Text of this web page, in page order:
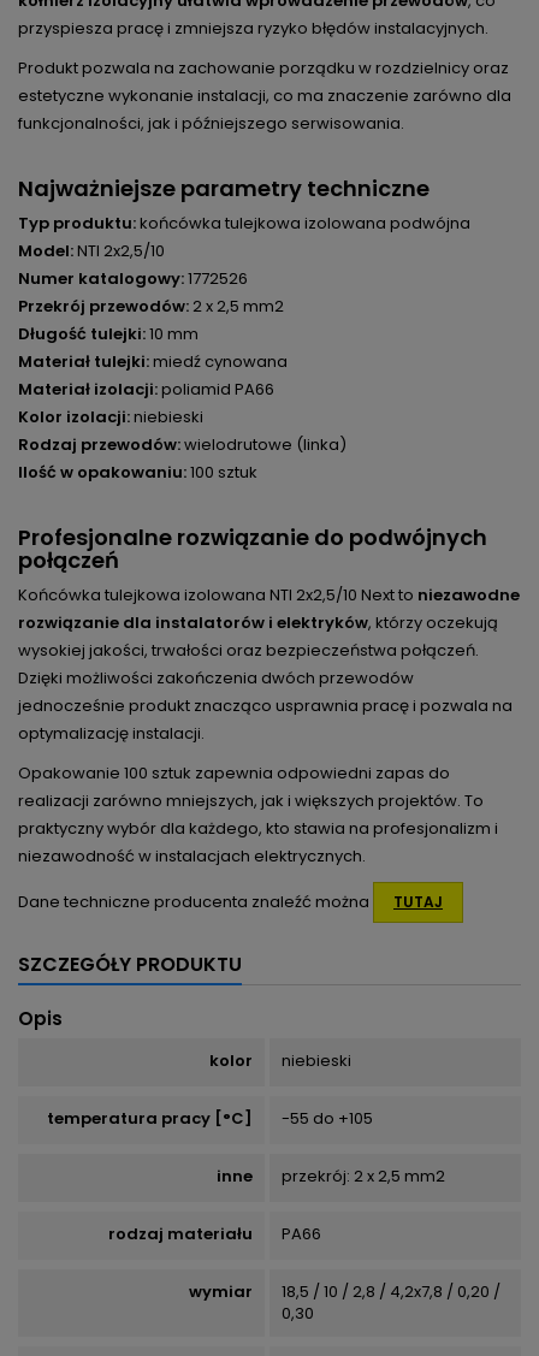
przyspiesza pracę i zmniejsza ryzyko błędów instalacyjnych.
Produkt pozwala na zachowanie porządku w rozdzielnicy oraz
estetyczne wykonanie instalacji, co ma znaczenie zarówno dla
funkcjonalności, jak i późniejszego serwisowania.
Najważniejsze parametry techniczne
Typ produktu:końcówka tulejkowa izolowana podwójna
Model:NTI 2x2,5/10
Numer katalogowy:1772526
Przekrój przewodów: 2 x 2,5 mm2
Długość tulejki:10 mm
Materiał tulejki:miedź cynowana
Materiał izolacji:poliamid PA66
Kolor izolacji:niebieski
Rodzaj przewodów:wielodrutowe (linka)
Ilość w opakowaniu:100 sztuk
Profesjonalne rozwiązanie do podwójnych
połączeń
Końcówka tulejkowa izolowana NTI 2x2,5/10 Next to niezawodne
rozwiązanie dla instalatorów i elektryków, którzy oczekują
wysokiej jakości, trwałości oraz bezpieczeństwa połączeń.
Dzięki możliwości zakończenia dwóch przewodów
jednocześnie produkt znacząco usprawnia pracę i pozwala na
optymalizację instalacji.
Opakowanie 100 sztuk zapewnia odpowiedni zapas do
realizacji zarówno mniejszych, jak i większych projektów. To
praktyczny wybór dla każdego, kto stawia na profesjonalizm i
niezawodność w instalacjach elektrycznych.
Dane techniczne producenta znaleźć można
TUTAJ
SZCZEGÓŁY PRODUKTU
Opis
kolor niebieski
temperatura pracy [°C] -55 do +105
inne przekrój: 2 x 2,5 mm2
rodzaj materiału PA66
wymiar
18,5 / 10 / 2,8 / 4,2x7,8 / 0,20 /
0,30